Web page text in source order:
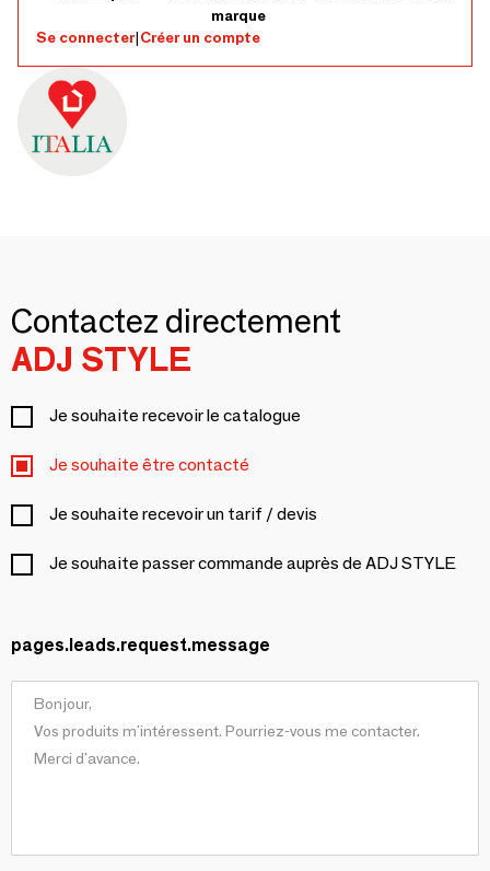
marque
Se connecter|Créer un compte
Contactez directement
ADJ STYLE
Je souhaite recevoir le catalogue
Je souhaite être contacté
Je souhaite recevoir un tarif / devis
Je souhaite passer commande auprès de ADJ STYLE
pages.leads.request.message